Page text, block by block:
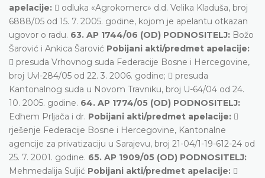
apelacije:  odluka «Agrokomerc» d.d. Velika Kladuša, broj
6888/05 od 15. 7. 2005. godine, kojom je apelantu otkazan
ugovor o radu. 63. AP 1744/06 (OD) PODNOSITELJ: Božo
Šarović i Ankica Šarović Pobijani akti/predmet apelacije:
 presuda Vrhovnog suda Federacije Bosne i Hercegovine,
broj Uvl-284/05 od 22. 3. 2006. godine;  presuda
Kantonalnog suda u Novom Travniku, broj U-64/04 od 24.
10. 2005. godine. 64. AP 1774/05 (OD) PODNOSITELJ:
Edhem Prljača i dr. Pobijani akti/predmet apelacije: 
rješenje Federacije Bosne i Hercegovine, Kantonalne
agencije za privatizaciju u Sarajevu, broj 21-04/1-19-612-24 od
25. 7. 2001. godine. 65. AP 1909/05 (OD) PODNOSITELJ:
Mehmedalija Suljić Pobijani akti/predmet apelacije: 